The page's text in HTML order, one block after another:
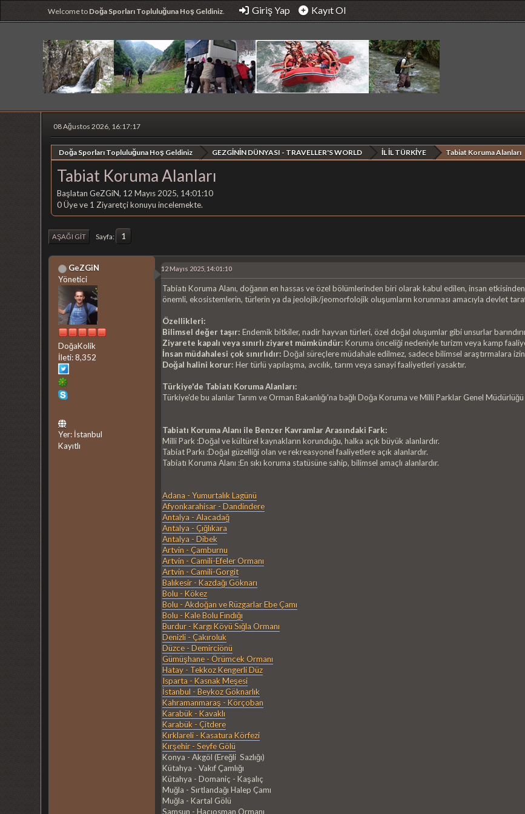
Welcome to Doğa Sporları Topluluğuna Hoş Geldiniz. Giriş Yap Kayıt Ol
08 Ağustos 2026, 16:17:17
Doğa Sporları Topluluğuna Hoş Geldiniz GEZGİNİN DÜNYASI - TRAVELLER'S WORLD İL İL TÜRKİYE Tabiat Koruma Alanları
Tabiat Koruma Alanları
Başlatan GeZGiN, 12 Mayıs 2025, 14:01:10
0 Üye ve 1 Ziyaretçi konuyu incelemekte.
AŞAĞI GIT Sayfa 1
GeZGiN
Yönetici
DoğaKolik
İleti: 8,352
Yer: İstanbul
Kayıtlı
12 Mayıs 2025, 14:01:10
Tabiatı Koruma Alanı, doğanın en hassas ve özel bölümlerinden biri olarak kabul edilen, insan
önemli, ekosistemlerin, türlerin ya da jeolojik/jeomorfolojik oluşumların korunması amacıyla devlet
Özellikleri:
Bilimsel değer taşır: Endemik bitkiler, nadir hayvan türleri, özel doğal oluşumlar gibi unsurlar
Ziyarete kapalı veya sınırlı ziyaret mümkündür: Koruma önceliği nedeniyle turizm veya kamp
İnsan müdahalesi çok sınırlıdır: Doğal süreçlere müdahale edilmez, sadece bilimsel araştırmalara
Doğal halini korur: Her türlü yapılaşma, avcılık, tarım veya sanayi faaliyetleri yasaktır.
Türkiye'de Tabiatı Koruma Alanları:
Türkiye'de bu alanlar Tarım ve Orman Bakanlığı'na bağlı Doğa Koruma ve Milli Parklar Genel
Tabiatı Koruma Alanı ile Benzer Kavramlar Arasındaki Fark:
Milli Park :Doğal ve kültürel kaynakların korunduğu, halka açık büyük alanlardır.
Tabiat Parkı :Doğal güzelliği olan ve rekreasyonel faaliyetlere açık alanlardır.
Tabiatı Koruma Alanı :En sıkı koruma statüsüne sahip, bilimsel amaçlı alanlardır.
Adana - Yumurtalık Lagünü
Afyonkarahisar - Dandindere
Antalya - Alacadağ
Antalya - Çığlıkara
Antalya - Dibek
Artvin - Çamburnu
Artvin - Camili-Efeler Ormanı
Artvin - Camili-Gorgit
Balıkesir - Kazdağı Göknarı
Bolu - Kökez
Bolu - Akdoğan ve Rüzgarlar Ebe Çamı
Bolu - Kale Bolu Fındığı
Burdur - Kargı Köyü Sığla Ormanı
Denizli - Çakıroluk
Düzce - Demirciönü
Gümüşhane - Örümcek Ormanı
Hatay - Tekkoz Kengerli Düz
Isparta - Kasnak Meşesi
İstanbul - Beykoz Göknarlık
Kahramanmaraş - Körçoban
Karabük - Kavaklı
Karabük - Çitdere
Kırklareli - Kasatura Körfezi
Kırşehir - Seyfe Gölü
Konya - Akgöl (Ereğli Sazlığı)
Kütahya - Vakıf Çamlığı
Kütahya - Domaniç - Kaşalıç
Muğla - Sırtlandağı Halep Çamı
Muğla - Kartal Gölü
Samsun - Hacıosman Ormanı